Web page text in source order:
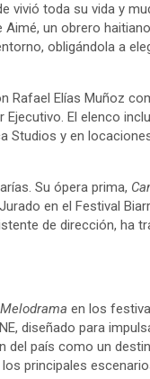
vivió toda su vida y
Aimé, un obrero
obligándola a
Rafael Elías Muñoz
El elenco
Studios y en
Su ópera prima,
en el Festival
de dirección, ha
Melodrama en los
diseñado para
país como un
principales